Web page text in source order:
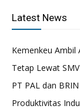
Latest News
Kemenkeu Ambil
Tetap Lewat SMV
PT PAL dan
Produktivitas